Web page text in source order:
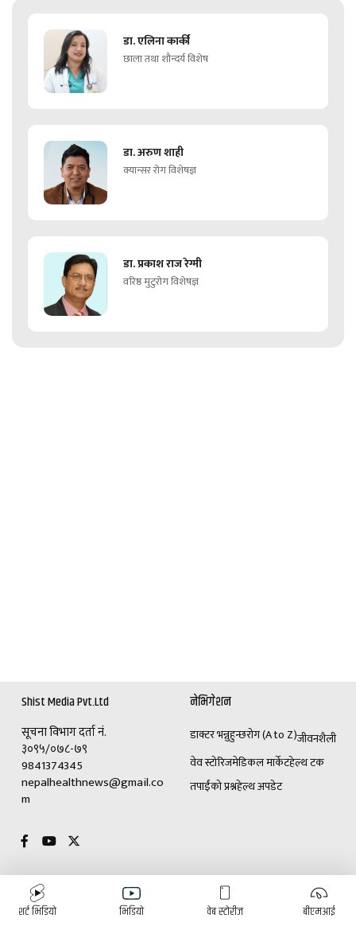
शर्ट भिडियो भिडियो वेब स्टोरीज बीएमआई
डा. एलिना कार्की
छाला तथा शौन्दर्य विशेष
डा. अरुण शाही
क्यान्सर रोग विशेषज्ञ
डा. प्रकाश राज रेग्मी
वरिष्ठ मुटुरोग विशेषज्ञ
Shist Media Pvt.Ltd
सूचना विभाग दर्ता नं.
३०९५/०७८-७९
9841374345
nepalhealthnews@gmail.co
m
नेभिगेशन
डाक्टर भन्नुहुन्छरोग (A to Z)जीवनशैली
वेव स्टोरिजमेडिकल मार्केटहेल्थ टक
तपाईंको प्रश्नहेल्थ अपडेट
विशेष
डाक्टर भन्नुहुन्छ
विज्ञापनका लागि
(+९७७)९८४१३७४३४५